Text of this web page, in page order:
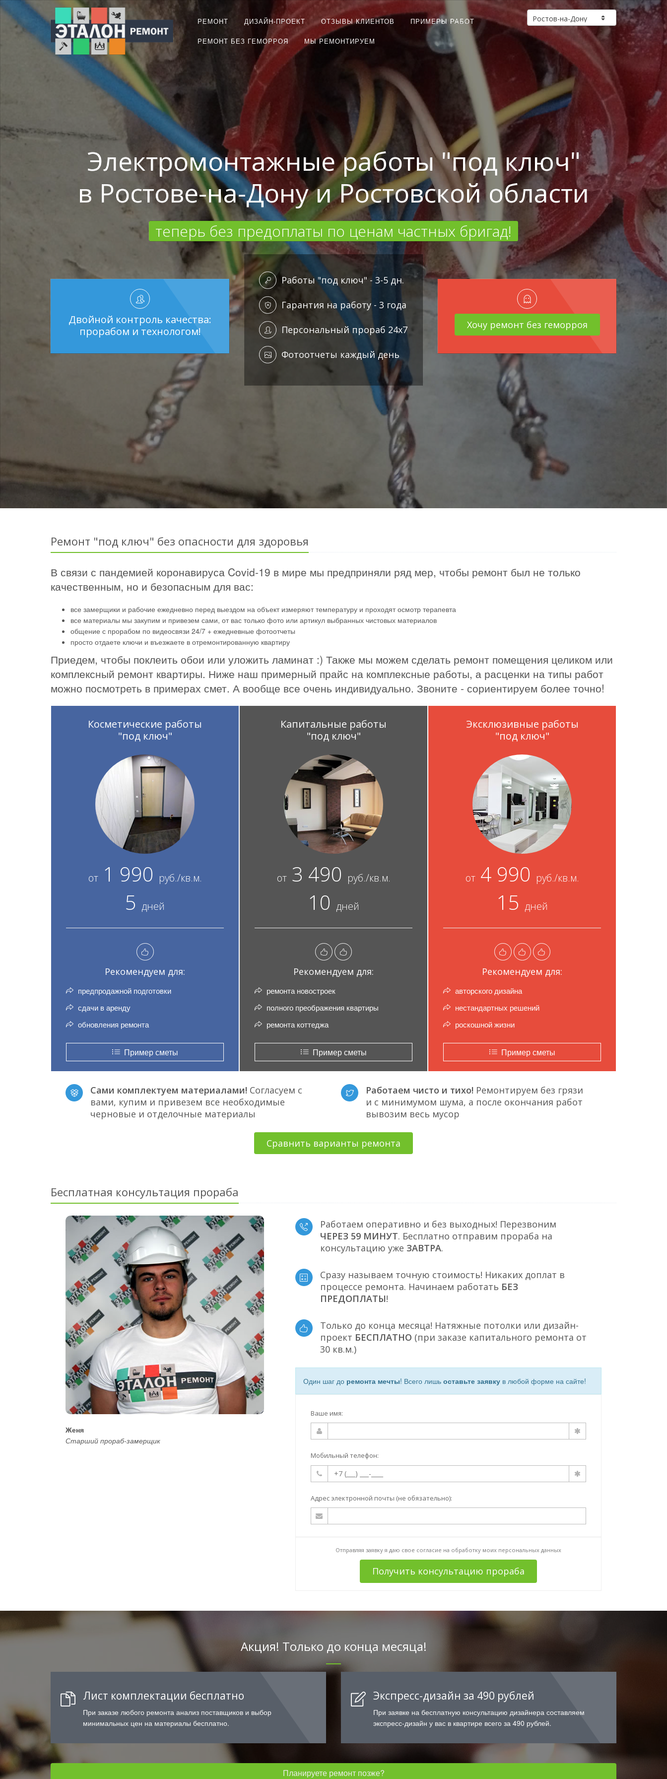
РЕМОНТ ДИЗАЙН-ПРОЕКТ ОТЗЫВЫ КЛИЕНТОВ ПРИМЕРЫ РАБОТ
РЕМОНТ БЕЗ ГЕМОРРОЯ МЫ РЕМОНТИРУЕМ
Электромонтажные работы "под ключ"
в Ростове-на-Дону и Ростовской области
теперь без предоплаты по ценам частных бригад!
Двойной контроль качества:
прорабом и технологом!
Работы "под ключ" - 3-5 дн.
Гарантия на работу - 3 года
Персональный прораб 24x7
Фотоотчеты каждый день
Хочу ремонт без геморроя
Ремонт "под ключ" без опасности для здоровья
В связи с пандемией коронавируса Covid-19 в мире мы предприняли ряд мер, чтобы ремонт был не только
качественным, но и безопасным для вас:
все замерщики и рабочие ежедневно перед выездом на объект измеряют температуру и проходят осмотр терапевта
все материалы мы закупим и привезем сами, от вас только фото или артикул выбранных чистовых материалов
общение с прорабом по видеосвязи 24/7 + ежедневные фотоотчеты
просто отдаете ключи и въезжаете в отремонтированную квартиру
Приедем, чтобы поклеить обои или уложить ламинат :) Также мы можем сделать ремонт помещения целиком или
комплексный ремонт квартиры. Ниже наш примерный прайс на комплексные работы, а расценки на типы работ
можно посмотреть в примерах смет. А вообще все очень индивидуально. Звоните - сориентируем более точно!
Косметические работы
"под ключ"
от1 990 руб./кв.м.
5 дней
Рекомендуем для:
предпродажной подготовки
сдачи в аренду
обновления ремонта
Пример сметы
Капитальные работы
"под ключ"
от3 490 руб./кв.м.
10 дней
Рекомендуем для:
ремонта новостроек
полного преображения квартиры
ремонта коттеджа
Пример сметы
Эксклюзивные работы
"под ключ"
от4 990 руб./кв.м.
15 дней
Рекомендуем для:
авторского дизайна
нестандартных решений
роскошной жизни
Пример сметы
Сами комплектуем материалами! Согласуем с
вами, купим и привезем все необходимые
черновые и отделочные материалы
Работаем чисто и тихо! Ремонтируем без грязи
и с минимумом шума, а после окончания работ
вывозим весь мусор
Сравнить варианты ремонта
Бесплатная консультация прораба
Женя
Старший прораб-замерщик
Работаем оперативно и без выходных! Перезвоним
ЧЕРЕЗ 59 МИНУТ. Бесплатно отправим прораба на
консультацию уже ЗАВТРА.
Сразу называем точную стоимость! Никаких доплат в
процессе ремонта. Начинаем работать БЕЗ
ПРЕДОПЛАТЫ!
Только до конца месяца! Натяжные потолки или дизайн-
проект БЕСПЛАТНО (при заказе капитального ремонта от
30 кв.м.)
Один шаг до ремонта мечты! Всего лишь оставьте заявкув любой форме на сайте!
Ваше имя:
Мобильный телефон:
Адрес электронной почты (не обязательно):
Отправляя заявку я даю свое согласие на обработку моих персональных данных
Получить консультацию прораба
Акция! Только до конца месяца!
Лист комплектации бесплатно
При заказе любого ремонта анализ поставщиков и выбор
минимальных цен на материалы бесплатно.
Экспресс-дизайн за 490 рублей
При заявке на бесплатную консультацию дизайнера составляем
экспресс-дизайн у вас в квартире всего за 490 рублей.
Планируете ремонт позже?